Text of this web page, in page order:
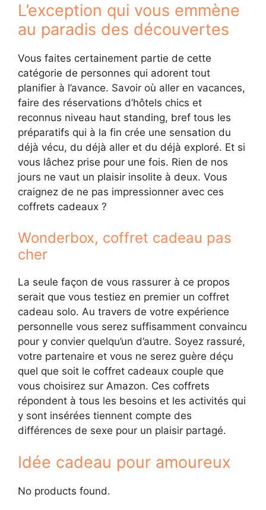
L’exception qui vous emmène
au paradis des découvertes
Vous faites certainement partie de cette
catégorie de personnes qui adorent tout
planifier à l’avance. Savoir où aller en vacances,
faire des réservations d’hôtels chics et
reconnus niveau haut standing, bref tous les
préparatifs qui à la fin crée une sensation du
déjà vécu, du déjà aller et du déjà exploré. Et si
vous lâchez prise pour une fois. Rien de nos
jours ne vaut un plaisir insolite à deux. Vous
craignez de ne pas impressionner avec ces
coffrets cadeaux ?
Wonderbox, coffret cadeau pas
cher
La seule façon de vous rassurer à ce propos
serait que vous testiez en premier un coffret
cadeau solo. Au travers de votre expérience
personnelle vous serez suffisamment convaincu
pour y convier quelqu’un d’autre. Soyez rassuré,
votre partenaire et vous ne serez guère déçu
quel que soit le coffret cadeaux couple que
vous choisirez sur Amazon. Ces coffrets
répondent à tous les besoins et les activités qui
y sont insérées tiennent compte des
différences de sexe pour un plaisir partagé.
Idée cadeau pour amoureux
No products found.